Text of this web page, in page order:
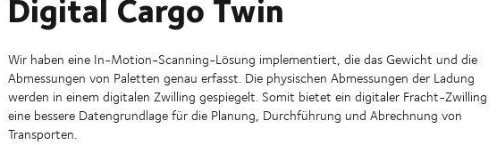
Wir haben eine In-Motion-Scanning-Lösung implementiert, die das Gewicht und die
Abmessungen von Paletten genau erfasst. Die physischen Abmessungen der Ladung
werden in einem digitalen Zwilling gespiegelt. Somit bietet ein digitaler Fracht-Zwilling
eine bessere Datengrundlage für die Planung, Durchführung und Abrechnung von
Transporten.